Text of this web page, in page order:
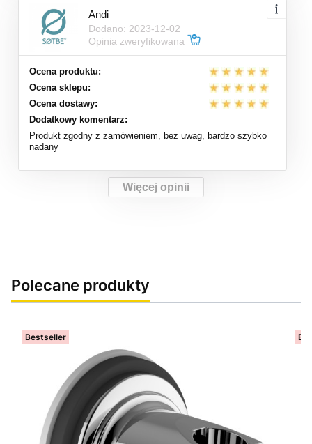
Andi
Dodano: 2023-12-02
Opinia zweryfikowana
Ocena produktu:
Ocena sklepu:
Ocena dostawy:
Dodatkowy komentarz:
Produkt zgodny z zamówieniem, bez uwag, bardzo szybko
nadany
Więcej opinii
Polecane produkty
Bestseller